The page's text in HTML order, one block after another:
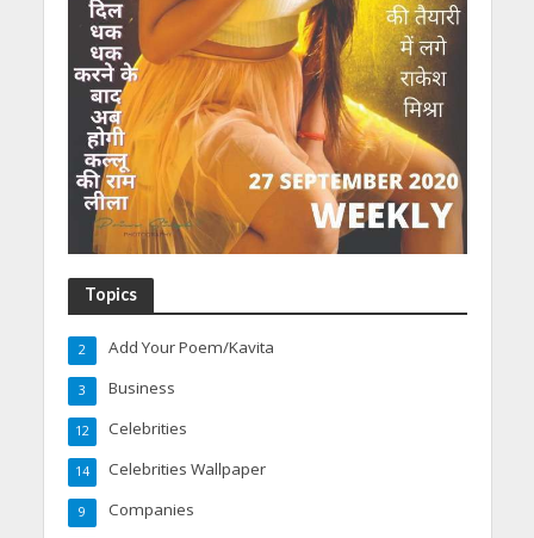
Topics
Add Your Poem/Kavita
2
Business
3
Celebrities
12
Celebrities Wallpaper
14
Companies
9